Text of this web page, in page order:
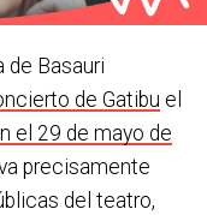
de Basauri
de Gatibu el
el 29 de mayo de
precisamente
del teatro,